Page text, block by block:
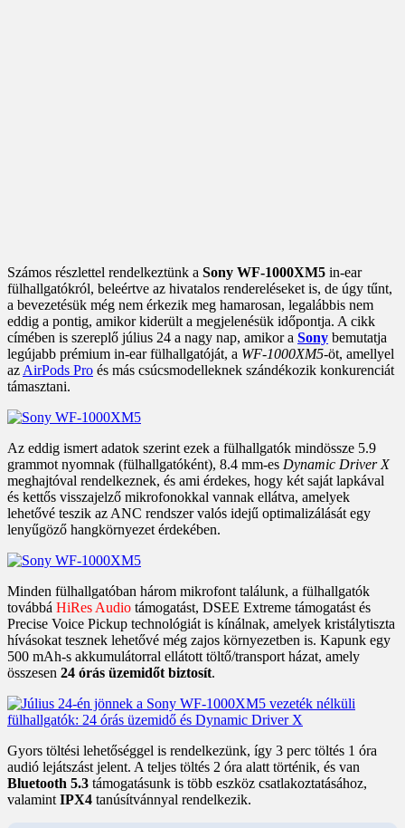
Számos részlettel rendelkeztünk a Sony WF-1000XM5 in-ear
fülhallgatókról, beleértve az hivatalos rendereléseket is, de úgy tűnt,
a bevezetésük még nem érkezik meg hamarosan, legalábbis nem
eddig a pontig, amikor kiderült a megjelenésük időpontja. A cikk
címében is szereplő július 24 a nagy nap, amikor a Sony bemutatja
legújabb prémium in-ear fülhallgatóját, a WF-1000XM5-öt, amellyel
az AirPods Pro és más csúcsmodelleknek szándékozik konkurenciát
támasztani.
Az eddig ismert adatok szerint ezek a fülhallgatók mindössze 5.9
grammot nyomnak (fülhallgatóként), 8.4 mm-es Dynamic Driver X
meghajtóval rendelkeznek, és ami érdekes, hogy két saját lapkával
és kettős visszajelző mikrofonokkal vannak ellátva, amelyek
lehetővé teszik az ANC rendszer valós idejű optimalizálását egy
lenyűgöző hangkörnyezet érdekében.
Minden fülhallgatóban három mikrofont találunk, a fülhallgatók
továbbá HiRes Audio támogatást, DSEE Extreme támogatást és
Precise Voice Pickup technológiát is kínálnak, amelyek kristálytiszta
hívásokat tesznek lehetővé még zajos környezetben is. Kapunk egy
500 mAh-s akkumulátorral ellátott töltő/transport házat, amely
összesen 24 órás üzemidőt biztosít.
Gyors töltési lehetőséggel is rendelkezünk, így 3 perc töltés 1 óra
audió lejátszást jelent. A teljes töltés 2 óra alatt történik, és van
Bluetooth 5.3 támogatásunk is több eszköz csatlakoztatásához,
valamint IPX4 tanúsítvánnyal rendelkezik.